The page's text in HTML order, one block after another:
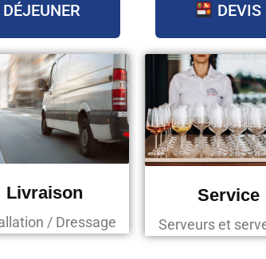
DEVIS
Livraison
/ Dressage
Service
Serveurs et